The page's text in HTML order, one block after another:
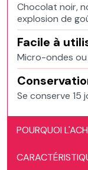
Chocolat noir,
explosion de
Facile à
Micro-ondes ou
Se conserve 15
POURQUOI